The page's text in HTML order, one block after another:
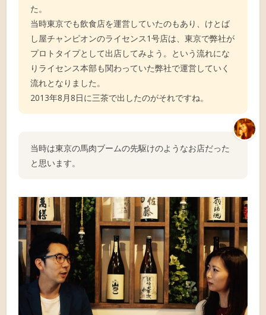
た。
当時東京でも飲食店を運営していたのもあり、けとば
し屋チャンピオンのライセンス1号店は、東京で弊社が
プロトタイプとして出店してみよう。という流れにな
りライセンス本部も関わっていた弊社で運営していく
流れとなりました。
2013年8月8日に三茶で出したのがそれですね。
当時は東京の馬肉ブームの先駆けのようなお店だった
と思います。